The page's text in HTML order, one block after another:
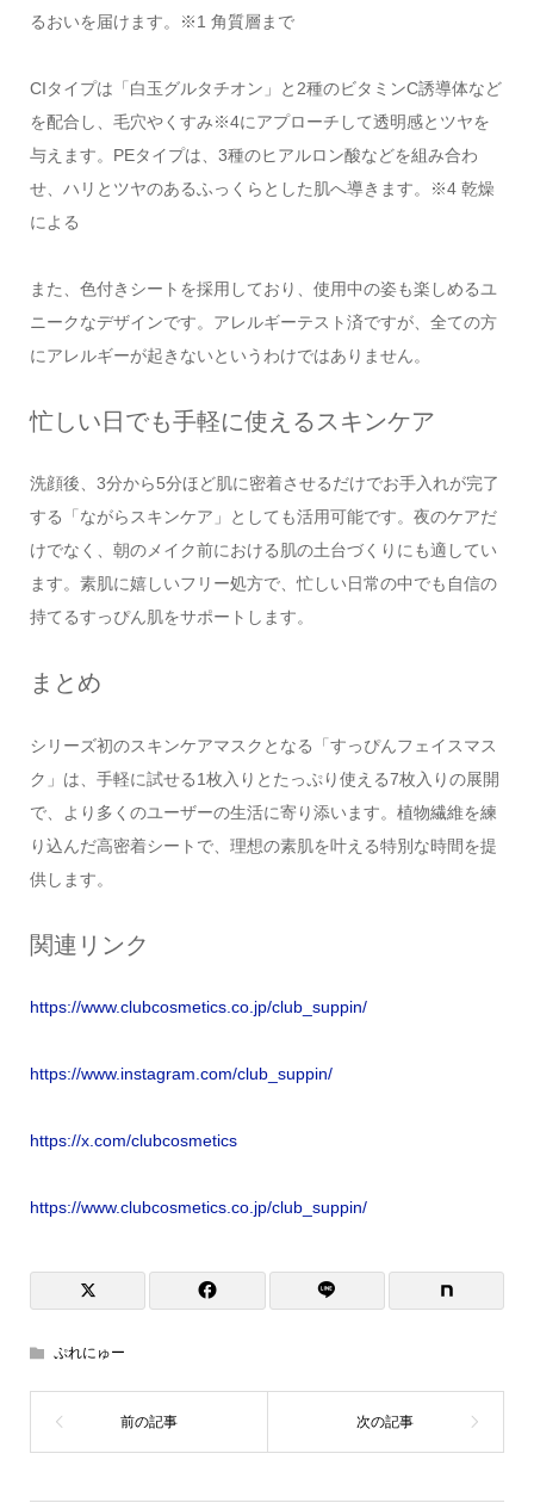
るおいを届けます。※1 角質層まで
CIタイプは「白玉グルタチオン」と2種のビタミンC誘導体など
を配合し、毛穴やくすみ※4にアプローチして透明感とツヤを
与えます。PEタイプは、3種のヒアルロン酸などを組み合わ
せ、ハリとツヤのあるふっくらとした肌へ導きます。※4 乾燥
による
また、色付きシートを採用しており、使用中の姿も楽しめるユ
ニークなデザインです。アレルギーテスト済ですが、全ての方
にアレルギーが起きないというわけではありません。
忙しい日でも手軽に使えるスキンケア
洗顔後、3分から5分ほど肌に密着させるだけでお手入れが完了
する「ながらスキンケア」としても活用可能です。夜のケアだ
けでなく、朝のメイク前における肌の土台づくりにも適してい
ます。素肌に嬉しいフリー処方で、忙しい日常の中でも自信の
持てるすっぴん肌をサポートします。
まとめ
シリーズ初のスキンケアマスクとなる「すっぴんフェイスマス
ク」は、手軽に試せる1枚入りとたっぷり使える7枚入りの展開
で、より多くのユーザーの生活に寄り添います。植物繊維を練
り込んだ高密着シートで、理想の素肌を叶える特別な時間を提
供します。
関連リンク
https://www.clubcosmetics.co.jp/club_suppin/
https://www.instagram.com/club_suppin/
https://x.com/clubcosmetics
https://www.clubcosmetics.co.jp/club_suppin/
ぷれにゅー